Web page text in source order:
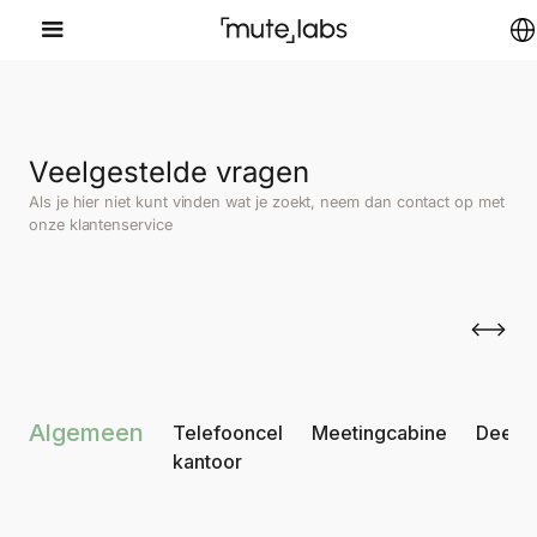
Veelgestelde vragen
Als je hier niet kunt vinden wat je zoekt, neem dan contact op met
onze klantenservice
Algemeen
Telefooncel
kantoor
Meetingcabine